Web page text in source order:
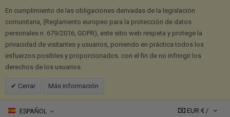
En cumplimiento de las obligaciones derivadas de la legislación
comunitaria, (Reglamento europeo para la protección de datos
personales n. 679/2016, GDPR), este sitio web respeta y protege la
privacidad de visitantes y usuarios, poniendo en práctica todos los
esfuerzos posibles y proporcionados. con el fin de no infringir los
derechos de los usuarios.
Cerrar Más información
ESPAÑOL EUR € /